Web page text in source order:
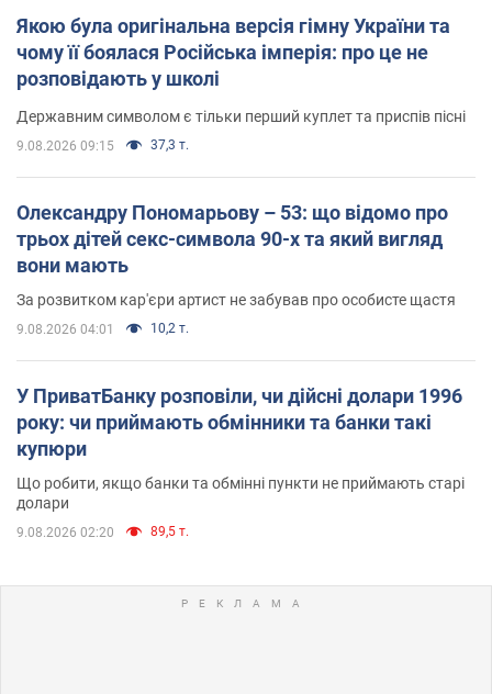
Якою була оригінальна версія гімну України та
чому її боялася Російська імперія: про це не
розповідають у школі
Державним символом є тільки перший куплет та приспів пісні
9.08.2026 09:15 37,3 т.
Олександру Пономарьову – 53: що відомо про
трьох дітей секс-символа 90-х та який вигляд
вони мають
За розвитком кар'єри артист не забував про особисте щастя
9.08.2026 04:01 10,2 т.
У ПриватБанку розповіли, чи дійсні долари 1996
року: чи приймають обмінники та банки такі
купюри
Що робити, якщо банки та обмінні пункти не приймають старі
долари
9.08.2026 02:20 89,5 т.